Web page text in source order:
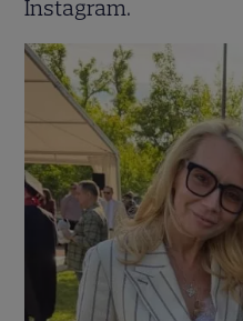
Instagram.